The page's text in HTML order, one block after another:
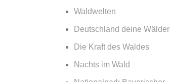
Waldwelten
Deutschland deine Wälder
Die Kraft des Waldes
Nachts im Wald